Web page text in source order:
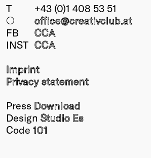
T
+43 (0)1 408 53 51
○
office@creativclub.at
FB
CCA
INST CCA
Imprint
Privacy statement
Press Download
Design Studio Es
Code 101